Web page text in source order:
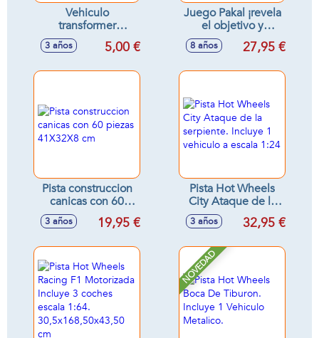
Vehiculo
transformer
fricción, escala 1:55
11'8x7x5'8cm
3 años 5,00 €
Juego Pakal ¡revela
el objetivo y
encuentra los
símbolos!
8 años 27,95 €
Pista construccion
canicas con 60
piezas 41X32X8 cm
3 años 19,95 €
Pista Hot Wheels
City Ataque de la
serpiente. Incluye 1
vehiculo a escala
3 años 32,95 €
NOVEDAD